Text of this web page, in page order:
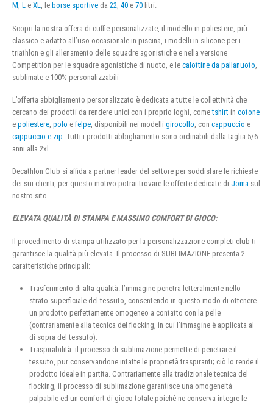
M, L e XL, le borse sportive da 22, 40 e 70 litri.
Scopri la nostra offera di cuffie personalizzate, il modello in poliestere, più
classico e adatto all’uso occasionale in piscina, i modelli in silicone per i
triathlon e gli allenamento delle squadre agonistiche e nella versione
Competition per le squadre agonistiche di nuoto, e le calottine da pallanuoto
sublimate e 100% personalizzabili
L’offerta abbigliamento personalizzato è dedicata a tutte le collettività che
cercano dei prodotti da rendere unici con i proprio loghi, cometshirt in cotone
e poliestere polo e felpe , disponibili nei modelli girocollo , con cappuccio e
cappuccio e zip . Tutti i prodotti abbigliamento sono ordinabili dalla taglia 5/6
anni alla 2xl.
Decathlon Club si affida a partner leader del settore per soddisfare le richieste
dei sui clienti, per questo motivo potrai trovare le offerte dedicate di Joma sul
nostro sito.
ELEVATA QUALITÀ DI STAMPA E MASSIMO COMFORT DI GIOCO:
Il procedimento di stampa utilizzato per la personalizzazione completi club ti
garantisce la qualità più elevata. Il processo di SUBLIMAZIONE presenta 2
caratteristiche principali:
Trasferimento di alta qualità: l’immagine penetra letteralmente nello
strato superficiale del tessuto, consentendo in questo modo di ottenere
un prodotto perfettamente omogeneo a contatto con la pelle
(contrariamente alla tecnica del flocking, in cui l’immagine è applicata al
di sopra del tessuto).
Traspirabilità: il processo di sublimazione permette di penetrare il
tessuto, pur conservandone intatte le proprietà traspiranti; ciò lo rende il
prodotto ideale in partita. Contrariamente alla tradizionale tecnica del
flocking, il processo di sublimazione garantisce una omogeneità
palpabile ed un comfort di gioco totale poiché ne conserva integre le